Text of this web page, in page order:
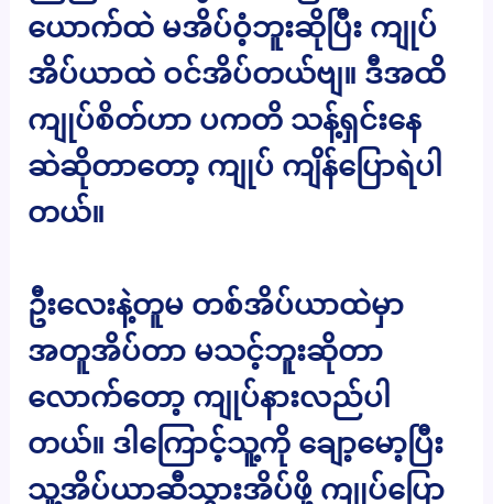
ယောက်ထဲ မအိပ်ဝံ့ဘူးဆိုပြီး ကျုပ်
အိပ်ယာထဲ ဝင်အိပ်တယ်ဗျ။ ဒီအထိ
ကျုပ်စိတ်ဟာ ပကတိ သန့်ရှင်းနေ
ဆဲဆိုတာတော့ ကျုပ် ကျိန်ပြောရဲပါ
တယ်။
ဦးလေးနဲ့တူမ တစ်အိပ်ယာထဲမှာ
အတူအိပ်တာ မသင့်ဘူးဆိုတာ
လောက်တော့ ကျုပ်နားလည်ပါ
တယ်။ ဒါကြောင့်သူ့ကို ချော့မော့ပြီး
သူ့အိပ်ယာဆီသွားအိပ်ဖို့ ကျုပ်ပြော